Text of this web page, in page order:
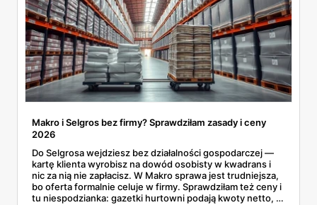
Makro i Selgros bez firmy? Sprawdziłam zasady i ceny
2026
Do Selgrosa wejdziesz bez działalności gospodarczej —
kartę klienta wyrobisz na dowód osobisty w kwadrans i
nic za nią nie zapłacisz. W Makro sprawa jest trudniejsza,
bo oferta formalnie celuje w firmy. Sprawdziłam też ceny i
tu niespodzianka: gazetki hurtowni podają kwoty netto, a